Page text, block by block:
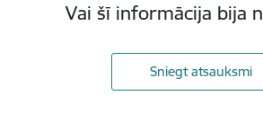
Vai šī informācija bija
Sniegt atsauksmi